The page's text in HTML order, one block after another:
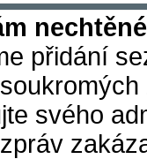
přidání
svého